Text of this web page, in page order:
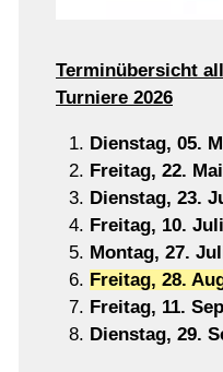
Terminübersicht
Turniere 2026
Dienstag, 05.
Freitag, 22.
Dienstag, 23.
Freitag, 10.
Montag, 27.
Freitag, 28.
Freitag, 11.
Dienstag, 29.